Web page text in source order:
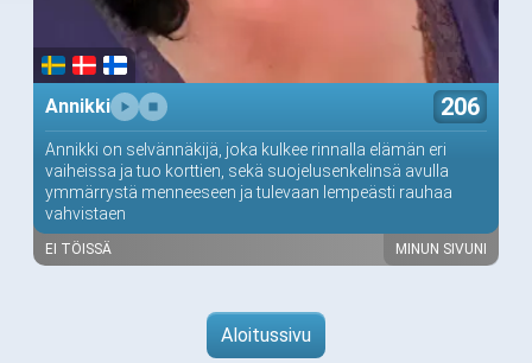
Annikki 206
Annikki on selvännäkijä, joka kulkee rinnalla elämän eri
vaiheissa ja tuo korttien, sekä suojelusenkelinsä avulla
ymmärrystä menneeseen ja tulevaan lempeästi rauhaa
vahvistaen
EI TÖISSÄ MINUN SIVUNI
Aloitussivu